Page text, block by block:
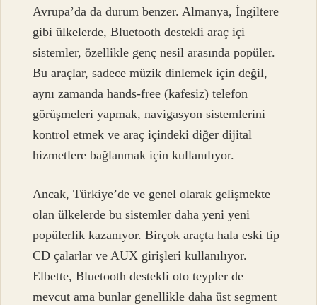
Avrupa’da da durum benzer. Almanya, İngiltere
gibi ülkelerde, Bluetooth destekli araç içi
sistemler, özellikle genç nesil arasında popüler.
Bu araçlar, sadece müzik dinlemek için değil,
aynı zamanda hands-free (kafesiz) telefon
görüşmeleri yapmak, navigasyon sistemlerini
kontrol etmek ve araç içindeki diğer dijital
hizmetlere bağlanmak için kullanılıyor.
Ancak, Türkiye’de ve genel olarak gelişmekte
olan ülkelerde bu sistemler daha yeni yeni
popülerlik kazanıyor. Birçok araçta hala eski tip
CD çalarlar ve AUX girişleri kullanılıyor.
Elbette, Bluetooth destekli oto teypler de
mevcut ama bunlar genellikle daha üst segment